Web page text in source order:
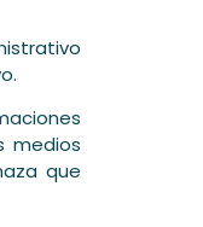
medios
que